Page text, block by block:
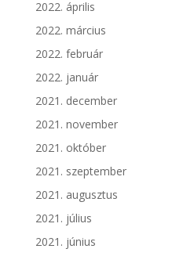
2022. április
2022. március
2022. február
2022. január
2021. december
2021. november
2021. október
2021. szeptember
2021. augusztus
2021. július
2021. június